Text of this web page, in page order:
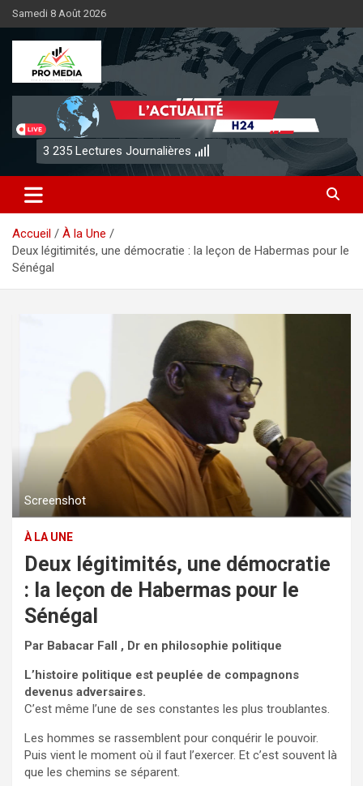
Aller
au
contenu
Samedi 8 Août 2026
Sénégal Promedia
3 235 Lectures Journalières
Accueil
À la Une
Deux légitimités, une démocratie : la leçon de Habermas pour le
Sénégal
Screenshot
À LA UNE
Deux légitimités, une démocratie
: la leçon de Habermas pour le
Sénégal
Par Babacar Fall , Dr en philosophie politique
L’histoire politique est peuplée de compagnons
devenus adversaires.
C’est même l’une de ses constantes les plus troublantes.
Les hommes se rassemblent pour conquérir le pouvoir.
Puis vient le moment où il faut l’exercer. Et c’est souvent là
que les chemins se séparent.